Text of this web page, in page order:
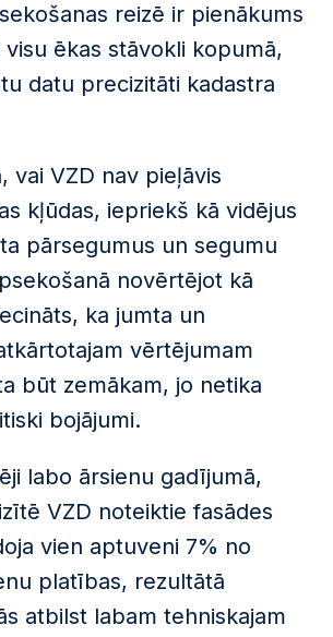
reizē ir pienākums
ēkas stāvokli kopumā,
datu precizitāti kadastra
vai VZD nav pieļāvis
kļūdas, iepriekš kā vidējus
pārsegumus un segumu
novērtējot kā
ka jumta un
vērtējumam
būt zemākam, jo netika
bojājumi.
labo ārsienu gadījumā,
VZD noteiktie fasādes
vien aptuveni 7% no
platības, rezultātā
atbilst labam tehniskajam